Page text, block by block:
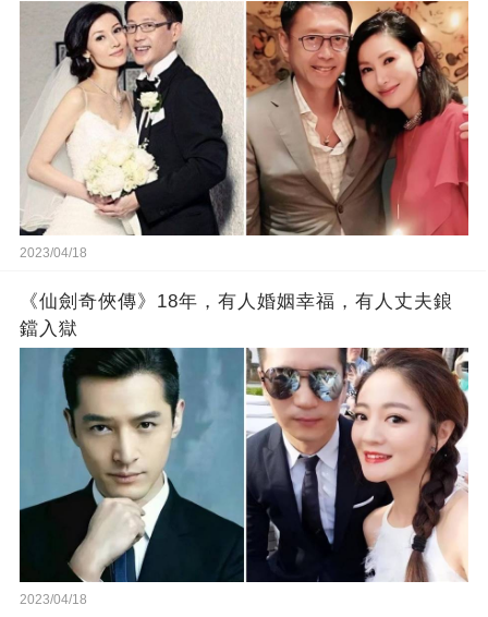
2023/04/18
《仙劍奇俠傳》18年，有人婚姻幸福，有人丈夫鋃
鐺入獄
2023/04/18